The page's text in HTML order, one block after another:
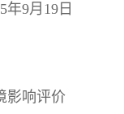
年9月 19 日
影响评价